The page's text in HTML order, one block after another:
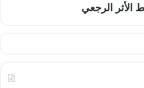
الأثر الرجعي